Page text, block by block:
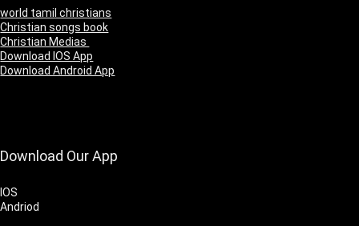
world tamil christians
Christian songs book
Christian Medias
Download IOS App
Download Android App
Download Our App
IOS
Andriod